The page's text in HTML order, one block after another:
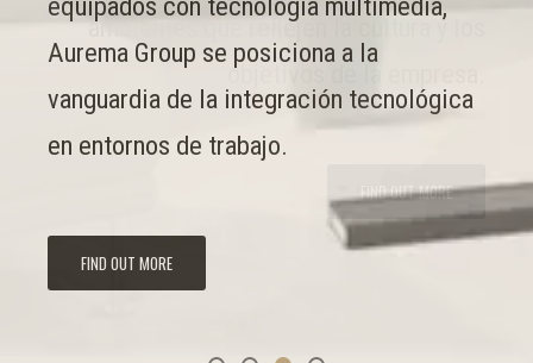
convirtiéndolos en escenarios vibrantes y
funcionales.
ambientes que reflejen la cultura y los
objetivos de la empresa.
FIND OUT MORE
Aurema Group se posiciona a la
vanguardia de la integración tecnológica
en entornos de trabajo.
FIND OUT MORE